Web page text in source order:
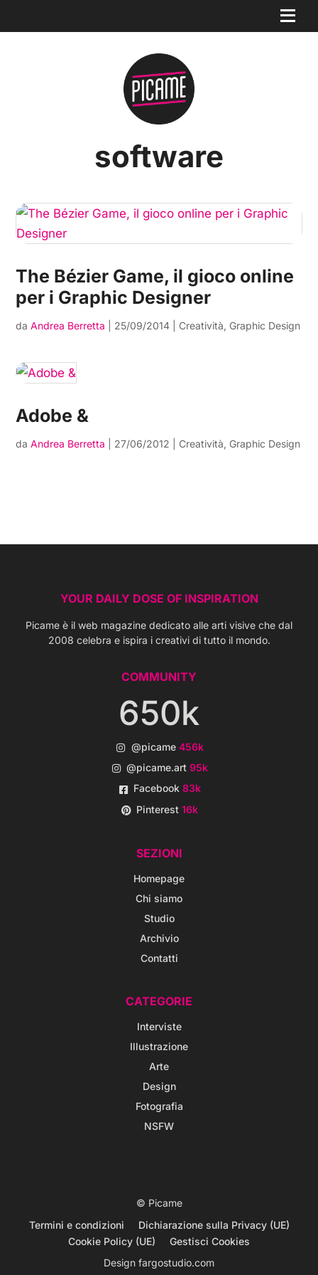
software
The Bézier Game, il gioco online
per i Graphic Designer
daAndrea Berretta 25/09/2014 Creatività, Graphic Design
Adobe &
daAndrea Berretta 27/06/2012 Creatività, Graphic Design
YOUR DAILY DOSE OF INSPIRATION
Picame è il web magazine dedicato alle arti visive che dal
2008 celebra e ispira i creativi di tutto il mondo.
COMMUNITY
650k
@picame 456k
@picame.art95k
Facebook83k
Pinterest16k
SEZIONI
Homepage
Chi siamo
Studio
Archivio
Contatti
CATEGORIE
Interviste
Illustrazione
Arte
Design
Fotografia
NSFW
© Picame
Termini e condizioni
Dichiarazione sulla Privacy (UE)
Cookie Policy (UE)
Gestisci Cookies
Design fargostudio.com